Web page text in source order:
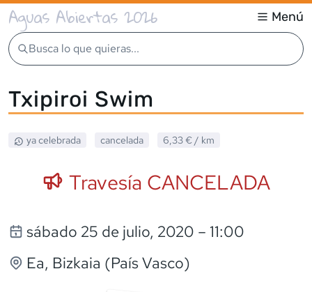
Aguas Abiertas 2026 Menú
Busca lo que quieras...
Txipiroi Swim
ya celebrada cancelada 6,33 € / km
Travesía CANCELADA
sábado 25 de julio, 2020 – 11:00
Ea, Bizkaia (País Vasco)